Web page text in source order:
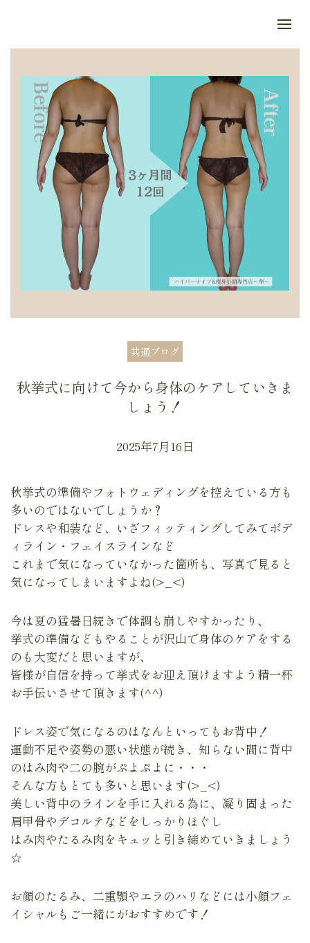
共通ブログ
秋挙式に向けて今から身体のケアしていきま
しょう！
2025年7月16日
秋挙式の準備やフォトウェディングを控えている方も
多いのではないでしょうか？
ドレスや和装など、いざフィッティングしてみてボデ
ィライン・フェイスラインなど
これまで気になっていなかった箇所も、写真で見ると
気になってしまいますよね(>_<)
今は夏の猛暑日続きで体調も崩しやすかったり、
挙式の準備などもやることが沢山で身体のケアをする
のも大変だと思いますが、
皆様が自信を持って挙式をお迎え頂けますよう精一杯
お手伝いさせて頂きます(^^)
ドレス姿で気になるのはなんといってもお背中！
運動不足や姿勢の悪い状態が続き、知らない間に背中
のはみ肉や二の腕がぷよぷよに・・・
そんな方もとても多いと思います(>_<)
美しい背中のラインを手に入れる為に、凝り固まった
肩甲骨やデコルテなどをしっかりほぐし
はみ肉やたるみ肉をキュッと引き締めていきましょう
☆
お顔のたるみ、二重顎やエラのハリなどには小顔フェ
イシャルもご一緒にがおすすめです！